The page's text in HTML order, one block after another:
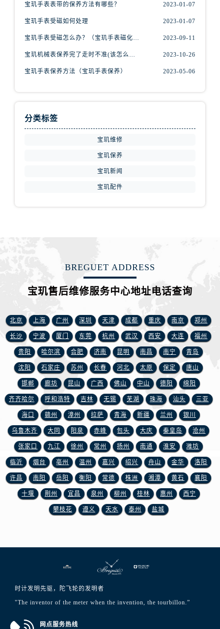
湖北省宜昌市西陵区夷陵大道与港窑路宝玑售后服务中心（需提前预约）
甘肃省敦煌市沙州镇阳关中路宝玑售后服务中心（需提前预约）
甘肃省合作市人民街宝玑售后服务中心（需提前预约）
甘肃省嘉峪关市雄关区新华中路宝玑售后服务中心（需提前预约）
甘肃省金昌市金川区北京路宝玑售后服务中心（需提前预约）
甘肃省酒泉市肃州区西大街宝玑售后服务中心（需提前预约）
甘肃省临夏市城南街道团结路宝玑售后服务中心（需提前预约）
甘肃省陇南市武都区人民路宝玑售后服务中心（需提前预约）
甘肃省平凉市崆峒区西大街宝玑售后服务中心（需提前预约）
甘肃省庆阳市西峰区南大街宝玑售后服务中心（需提前预约）
甘肃省天水市秦州区民主路宝玑售后服务中心（需提前预约）
甘肃省武威市凉州区迎宾路宝玑售后服务中心（需提前预约）
甘肃省张掖市甘州区民乐北路宝玑售后服务中心（需提前预约）
宁夏回族自治区固原市原州区文化街宝玑售后服务中心（需提前预约）
宁夏回族自治区石嘴山市大武口区贺兰山路宝玑售后服务中心（需提前预约）
青海省果洛藏族自治州玛沁县团结路宝玑售后服务中心（需提前预约）
宝玑手表表带的保养方法有哪些？ 2023-01-07
宝玑手表受磁如何处理 2023-01-07
宝玑手表受磁怎么办？（宝玑手表磁化的解决办法） 2023-09-11
宝玑机械表保养完了走时不准(该怎么办？) 2023-10-26
宝玑手表保养方法（宝玑手表保养） 2023-05-06
分类标签
宝玑维修
宝玑保养
宝玑新闻
宝玑配件
BREGUET ADDRESS
宝玑售后维修服务中心地址电话查询
北京 上海 广州 深圳 天津 成都 重庆 南京 郑州
长沙 宁波 厦门 东莞 杭州 武汉 西安 大连 福州
贵阳 哈尔滨 合肥 济南 昆明 南昌 南宁 青岛
沈阳 石家庄 苏州 长春 河北 太原 保定 唐山
邯郸 廊坊 昆山 广西 佛山 中山 德阳 绵阳
齐齐哈尔 呼和浩特 吉林 无锡 芜湖 珠海 汕头 三亚
海口 赣州 漳州 拉萨 青海 新疆 兰州 银川
乌鲁木齐 大同 阳泉 赤峰 包头 大庆 秦皇岛 沧州
张家口 九江 徐州 常州 扬州 南通 淮安 潍坊
临沂 烟台 亳州 温州 嘉兴 绍兴 舟山 金华 洛阳
许昌 南阳 岳阳 衡阳 常德 株洲 湘潭 黄石 襄阳
十堰 荆州 宜昌 泉州 柳州 桂林 惠州 西宁
攀枝花 遵义 天水 泰州 盐城
时计发明先驱，陀飞轮的发明者
"The inventor of the meter when the invention, the tourbillon.”
网点服务热线